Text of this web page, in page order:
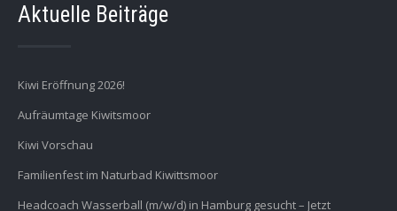
Aktuelle Beiträge
Kiwi Eröffnung 2026!
Aufräumtage Kiwitsmoor
Kiwi Vorschau
Familienfest im Naturbad Kiwittsmoor
Headcoach Wasserball (m/w/d) in Hamburg gesucht – Jetzt